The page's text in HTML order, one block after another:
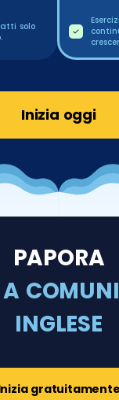
solo
Inizia oggi
PAPORA
INGLESE
gratuitamente